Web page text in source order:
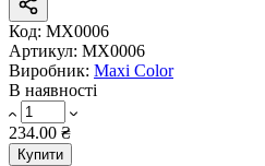
Код: MX0006
Артикул: MX0006
Виробник: Maxi Color
В наявності
234.00 ₴
Купити